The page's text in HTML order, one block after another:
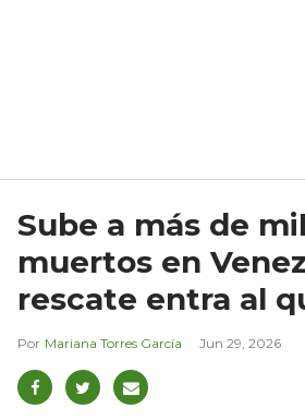
Sube a más de
muertos en
rescate entra al
Mariana Torres García Jun 29, 2026